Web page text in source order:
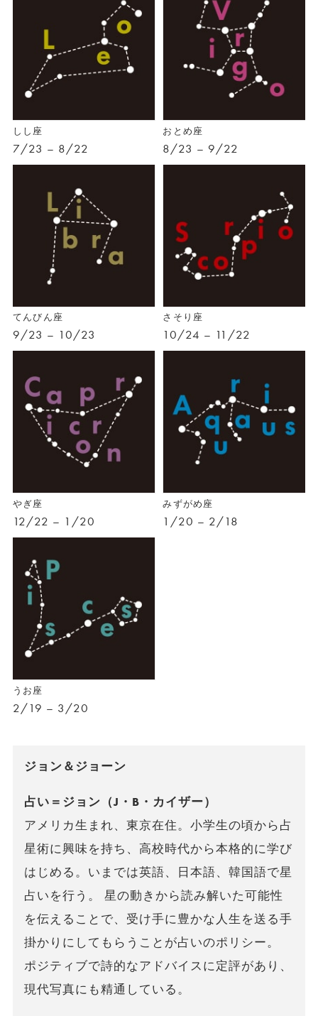
しし座
7/23 – 8/22
おとめ座
8/23 – 9/22
てんびん座
9/23 – 10/23
さそり座
10/24 – 11/22
やぎ座
12/22 – 1/20
みずがめ座
1/20 – 2/18
うお座
2/19 – 3/20
ジョン＆ジョーン
占い＝ジョン（J・B・カイザー）
アメリカ生まれ、東京在住。小学生の頃から占
星術に興味を持ち、高校時代から本格的に学び
はじめる。いまでは英語、日本語、韓国語で星
占いを行う。 星の動きから読み解いた可能性
を伝えることで、受け手に豊かな人生を送る手
掛かりにしてもらうことが占いのポリシー。
ポジティブで詩的なアドバイスに定評があり、
現代写真にも精通している。